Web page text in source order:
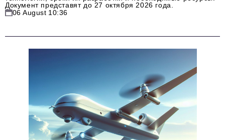
Документ представят до 27 октября 2026 года.
06 August 10:36